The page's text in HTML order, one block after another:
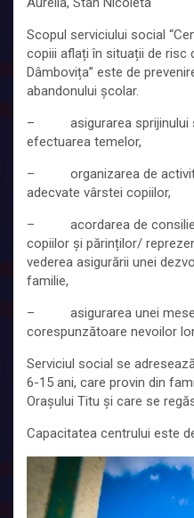
Scopul serviciului social
copiii aflați în situații de risc
Dâmbovița” este de
abandonului școlar.
– asigurarea sprijinului și
efectuarea temelor,
– organizarea de
adecvate vârstei copiilor,
– acordarea de
copiilor și părinților/
vederea asigurării unei
familie,
– asigurarea unei mese
corespunzătoare nevoilor
Serviciul social se
6-15 ani, care provin din
Orașului Titu și care se
Capacitatea centrului este